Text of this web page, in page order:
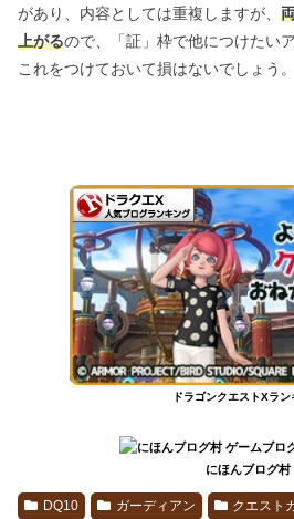
があり、内容としては重複しますが、
上がるので、「証」枠で他につけたい
これをつけておいて損はないでしょう。
ドラゴンクエストXラン
にほんブログ村
DQ10 ガーディアン クエスト